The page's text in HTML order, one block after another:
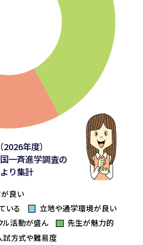
良い
いる
立地や通学環境が良い
ル活動が盛ん
先生が魅力的
試方式や難易度
年度）
一斉進学調査の
り集計